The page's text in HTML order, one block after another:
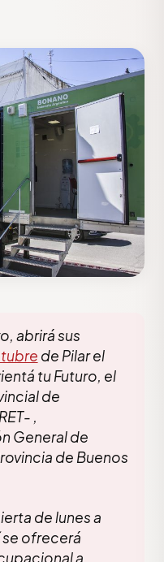
abrirá sus
de Pilar el
tu Futuro, el
de
,
General de
de Buenos
de lunes a
se ofrecerá
a